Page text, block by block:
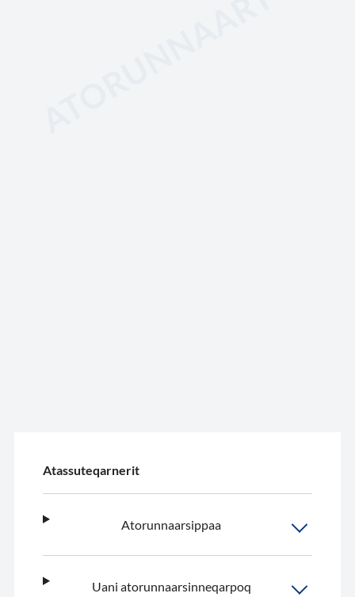
Atassuteqarnerit
Atorunnaarsippaa
Uani atorunnaarsinneqarpoq